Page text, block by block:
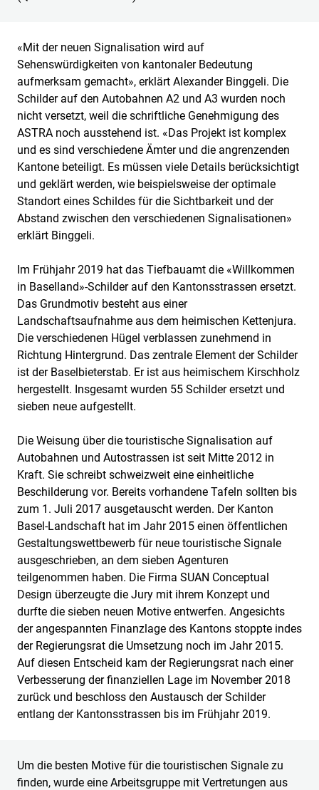
«Mit der neuen Signalisation wird auf
Sehenswürdigkeiten von kantonaler Bedeutung
aufmerksam gemacht», erklärt Alexander Binggeli. Die
Schilder auf den Autobahnen A2 und A3 wurden noch
nicht versetzt, weil die schriftliche Genehmigung des
ASTRA noch ausstehend ist. «Das Projekt ist komplex
und es sind verschiedene Ämter und die angrenzenden
Kantone beteiligt. Es müssen viele Details berücksichtigt
und geklärt werden, wie beispielsweise der optimale
Standort eines Schildes für die Sichtbarkeit und der
Abstand zwischen den verschiedenen Signalisationen»
erklärt Binggeli.
Im Frühjahr 2019 hat das Tiefbauamt die «Willkommen
in Baselland»-Schilder auf den Kantonsstrassen ersetzt.
Das Grundmotiv besteht aus einer
Landschaftsaufnahme aus dem heimischen Kettenjura.
Die verschiedenen Hügel verblassen zunehmend in
Richtung Hintergrund. Das zentrale Element der Schilder
ist der Baselbieterstab. Er ist aus heimischem Kirschholz
hergestellt. Insgesamt wurden 55 Schilder ersetzt und
sieben neue aufgestellt.
Die Weisung über die touristische Signalisation auf
Autobahnen und Autostrassen ist seit Mitte 2012 in
Kraft. Sie schreibt schweizweit eine einheitliche
Beschilderung vor. Bereits vorhandene Tafeln sollten bis
zum 1. Juli 2017 ausgetauscht werden. Der Kanton
Basel-Landschaft hat im Jahr 2015 einen öffentlichen
Gestaltungswettbewerb für neue touristische Signale
ausgeschrieben, an dem sieben Agenturen
teilgenommen haben. Die Firma SUAN Conceptual
Design überzeugte die Jury mit ihrem Konzept und
durfte die sieben neuen Motive entwerfen. Angesichts
der angespannten Finanzlage des Kantons stoppte indes
der Regierungsrat die Umsetzung noch im Jahr 2015.
Auf diesen Entscheid kam der Regierungsrat nach einer
Verbesserung der finanziellen Lage im November 2018
zurück und beschloss den Austausch der Schilder
entlang der Kantonsstrassen bis im Frühjahr 2019.
Um die besten Motive für die touristischen Signale zu
finden, wurde eine Arbeitsgruppe mit Vertretungen aus